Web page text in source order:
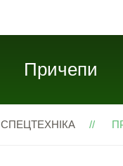
Причепи
СПЕЦТЕХНІКА